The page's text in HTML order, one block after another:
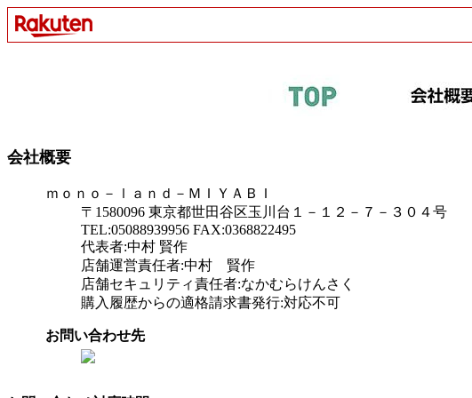
会社概要
ｍｏｎｏ－ｌａｎｄ－ＭＩＹＡＢＩ
〒1580096 東京都世田谷区玉川台１－１２－７－３０４号
TEL:05088939956 FAX:0368822495
代表者:中村 賢作
店舗運営責任者:中村 賢作
店舗セキュリティ責任者:なかむらけんさく
購入履歴からの適格請求書発行:対応不可
お問い合わせ先